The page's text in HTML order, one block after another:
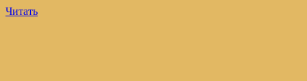
Читать